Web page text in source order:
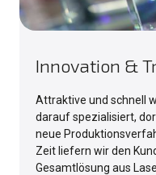
Innovation &
Attraktive und schnell
darauf spezialisiert,
neue
Zeit liefern wir den
Gesamtlösung aus